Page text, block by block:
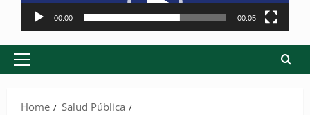
vídeo
00:00 00:05
Primary
Home
Salud Pública